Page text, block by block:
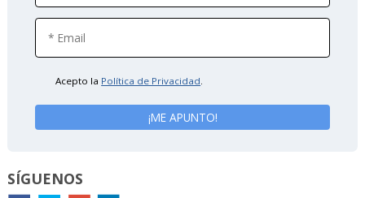
Acepto la Política de Privacidad.
SÍGUENOS